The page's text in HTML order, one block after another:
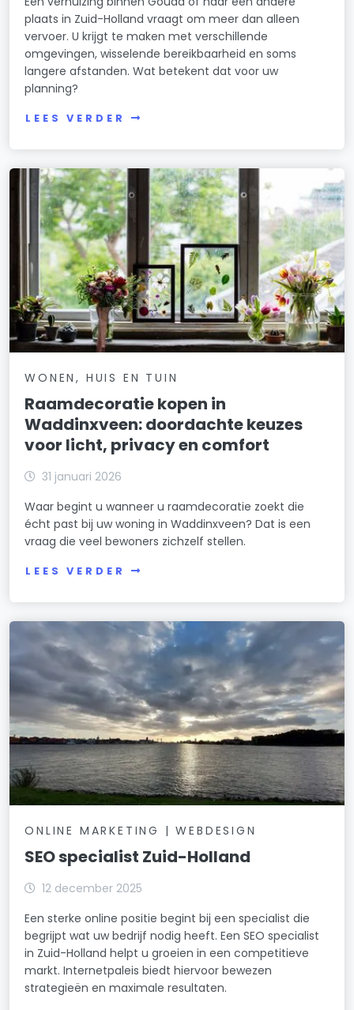
plaats in Zuid-Holland vraagt om meer dan alleen
vervoer. U krijgt te maken met verschillende
omgevingen, wisselende bereikbaarheid en soms
langere afstanden. Wat betekent dat voor uw
planning?
LEES VERDER
WONEN, HUIS EN TUIN
Raamdecoratie kopen in
Waddinxveen: doordachte keuzes
voor licht, privacy en comfort
31 januari 2026
Waar begint u wanneer u raamdecoratie zoekt die
écht past bij uw woning in Waddinxveen? Dat is een
vraag die veel bewoners zichzelf stellen.
LEES VERDER
ONLINE MARKETING | WEBDESIGN
SEO specialist Zuid-Holland
12 december 2025
Een sterke online positie begint bij een specialist die
begrijpt wat uw bedrijf nodig heeft. Een SEO specialist
in Zuid-Holland helpt u groeien in een competitieve
markt. Internetpaleis biedt hiervoor bewezen
strategieën en maximale resultaten.